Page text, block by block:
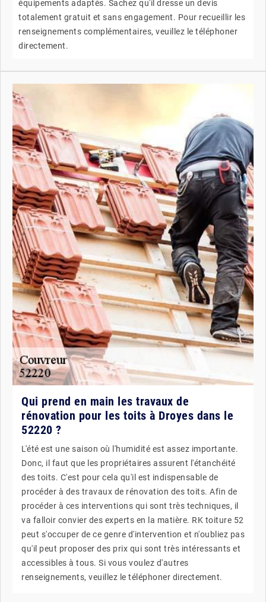
équipements adaptés. Sachez qu'il dresse un devis
totalement gratuit et sans engagement. Pour recueillir les
renseignements complémentaires, veuillez le téléphoner
directement.
Qui prend en main les travaux de
rénovation pour les toits à Droyes dans le
52220 ?
L'été est une saison où l'humidité est assez importante.
Donc, il faut que les propriétaires assurent l'étanchéité
des toits. C'est pour cela qu'il est indispensable de
procéder à des travaux de rénovation des toits. Afin de
procéder à ces interventions qui sont très techniques, il
va falloir convier des experts en la matière. RK toiture 52
peut s'occuper de ce genre d'intervention et n'oubliez pas
qu'il peut proposer des prix qui sont très intéressants et
accessibles à tous. Si vous voulez d'autres
renseignements, veuillez le téléphoner directement.